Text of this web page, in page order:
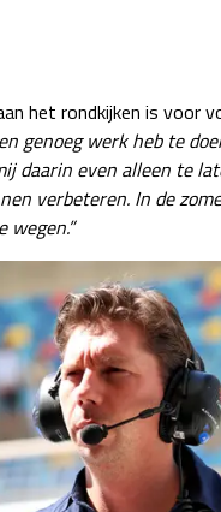
het rondkijken is voor
genoeg werk heb te
daarin even alleen te
verbeteren. In de
wegen.”